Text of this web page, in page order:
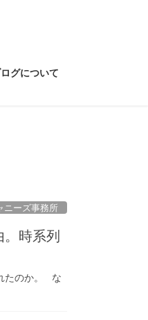
グについて
ニーズ事務所
時系列
たのか。 な